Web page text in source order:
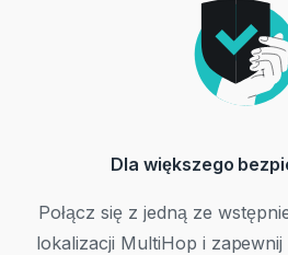
Dla większego
Połącz się z jedną ze
lokalizacji MultiHop i